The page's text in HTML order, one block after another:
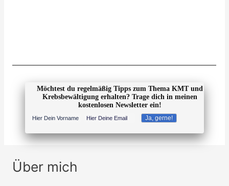
Möchtest du regelmäßig Tipps zum Thema KMT und
Krebsbewältigung erhalten? Trage dich in meinen
kostenlosen Newsletter ein!
Über mich
K